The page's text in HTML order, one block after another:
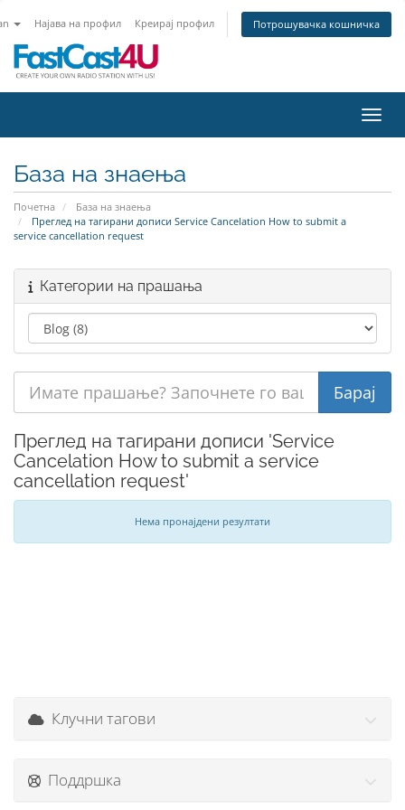
Најава на профил Креирај профил Потрошувачка кошничка
База на знаења
Почетна
База на знаења
Преглед на тагирани дописи Service Cancelation How to submit a
service cancellation request
Категории на прашања
Преглед на тагирани дописи 'Service
Cancelation How to submit a service
cancellation request'
Нема пронајдени резултати
Клучни тагови
Поддршка